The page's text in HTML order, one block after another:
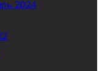
2024